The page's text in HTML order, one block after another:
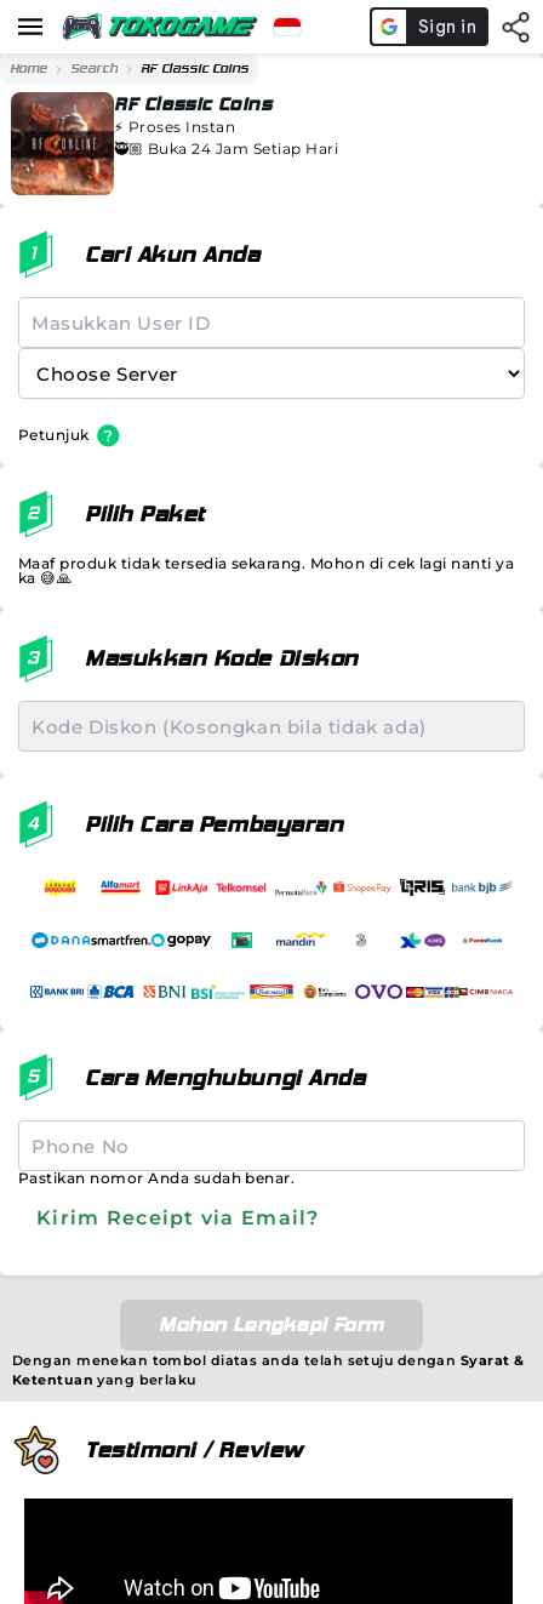
Home Search RF Classic Coins
RF Classic Coins
⚡️ Proses Instan
🥷🏼 Buka 24 Jam Setiap Hari
Cari Akun Anda
Petunjuk
Pilih Paket
Maaf produk tidak tersedia sekarang. Mohon di cek lagi nanti ya
ka 😅🙏
Masukkan Kode Diskon
Pilih Cara Pembayaran
Cara Menghubungi Anda
Pastikan nomor Anda sudah benar.
Kirim Receipt via Email?
Mohon Lengkapi Form
Dengan menekan tombol diatas anda telah setuju dengan Syarat &
Ketentuan yang berlaku
Testimoni / Review